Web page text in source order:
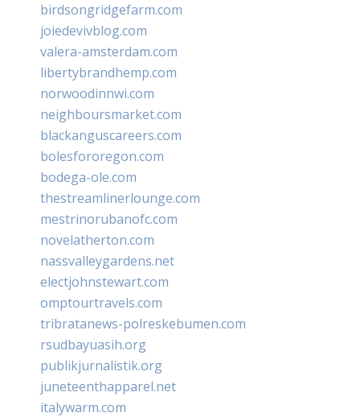
birdsongridgefarm.com
joiedevivblog.com
valera-amsterdam.com
libertybrandhemp.com
norwoodinnwi.com
neighboursmarket.com
blackanguscareers.com
bolesfororegon.com
bodega-ole.com
thestreamlinerlounge.com
mestrinorubanofc.com
novelatherton.com
nassvalleygardens.net
electjohnstewart.com
omptourtravels.com
tribratanews-polreskebumen.com
rsudbayuasih.org
publikjurnalistik.org
juneteenthapparel.net
italywarm.com